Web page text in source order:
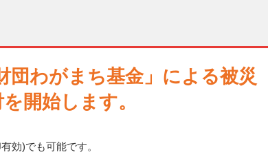
団わがまち基金」による被災
開始します。
効)でも可能です。